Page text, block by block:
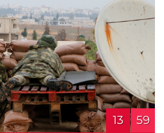
13 59